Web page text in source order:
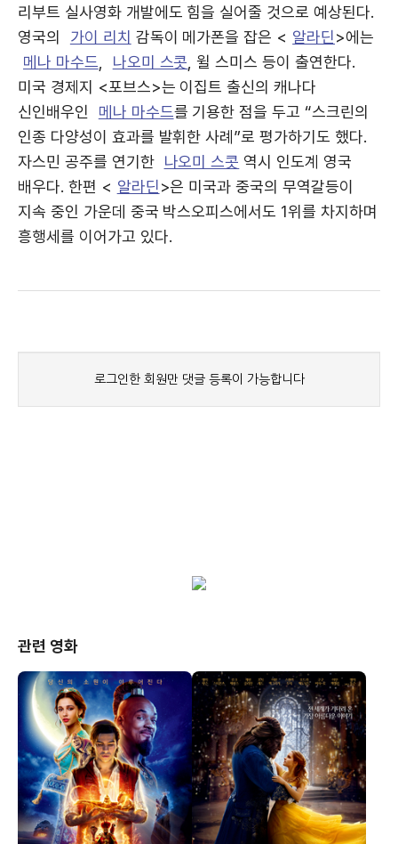
리부트 실사영화 개발에도 힘을 실어줄 것으로 예상된다.
영국의
가이 리치 감독이 메가폰을 잡은 < 알라딘>에는
메나 마수드, 나오미 스콧, 윌 스미스 등이 출연한다.
미국 경제지 <포브스>는 이집트 출신의 캐나다
신인배우인
메나 마수드를 기용한 점을 두고 “스크린의
인종 다양성이 효과를 발휘한 사례”로 평가하기도 했다.
자스민 공주를 연기한 나오미 스콧 역시 인도계 영국
배우다. 한편 < 알라딘>은 미국과 중국의 무역갈등이
지속 중인 가운데 중국 박스오피스에서도 1위를 차지하며
흥행세를 이어가고 있다.
관련 영화